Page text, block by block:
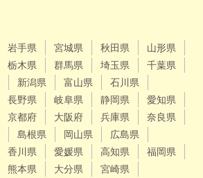
岩手県 宮城県 秋田県
山形県
栃木県 群馬県 埼玉県
千葉県
新潟県 富山県
石川県
長野県 岐阜県 静岡県
愛知県
京都府 大阪府 兵庫県
奈良県
島根県 岡山県
広島県
香川県 愛媛県 高知県
福岡県
熊本県 大分県
宮崎県